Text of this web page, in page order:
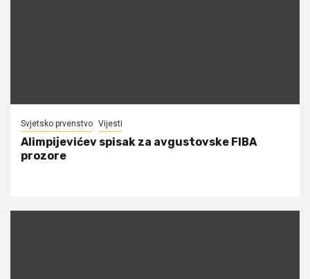
Svjetsko prvenstvo Vijesti
Alimpijevićev spisak za avgustovske FIBA
prozore